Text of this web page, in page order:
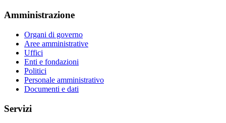
Amministrazione
Organi di governo
Aree amministrative
Uffici
Enti e fondazioni
Politici
Personale amministrativo
Documenti e dati
Servizi